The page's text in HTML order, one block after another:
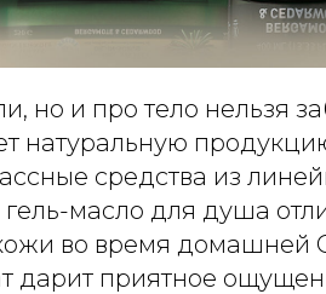
но и про тело нельзя
натуральную
средства из
масло для душа
во время
дарит приятное